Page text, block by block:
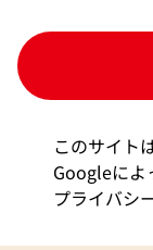
・当個人情報
あたっては、
監督を行いま
＜開示等の請
このサイト
Googleによ
プライバシ